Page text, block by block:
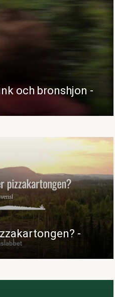
och bronshjon -
-